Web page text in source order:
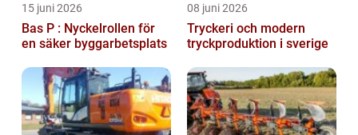
15 juni 2026
Bas P : Nyckelrollen för
en säker byggarbetsplats
08 juni 2026
Tryckeri och modern
tryckproduktion i sverige